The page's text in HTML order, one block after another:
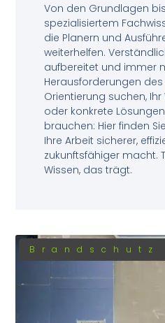
Von den Grundlagen
spezialisiertem
die Planern und
weiterhelfen.
aufbereitet und immer
Herausforderungen des
Orientierung suchen,
oder konkrete
brauchen: Hier finden
Ihre Arbeit sicherer,
zukunftsfähiger macht.
Wissen, das trägt.
Brandschutz